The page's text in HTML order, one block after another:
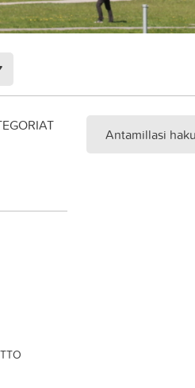
Antamillasi